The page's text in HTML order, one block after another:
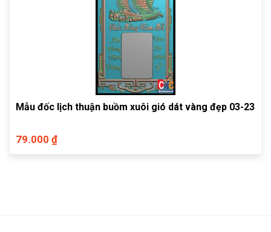
Mẫu đốc lịch thuận buồm xuôi gió dát vàng đẹp 03-23
79.000 ₫